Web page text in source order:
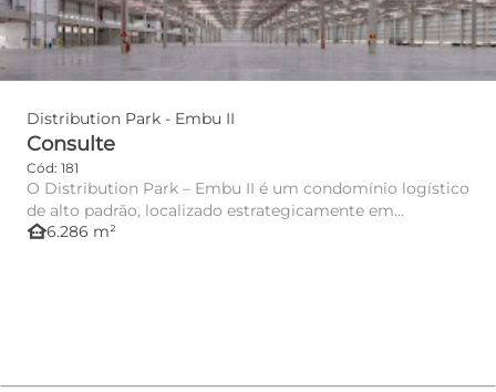
Distribution Park - Embu II
Consulte
Cód: 181
O Distribution Park – Embu II é um condomínio logístico
de alto padrão, localizado estrategicamente em
Embu/SP, com ac...
other_houses6.286 m²